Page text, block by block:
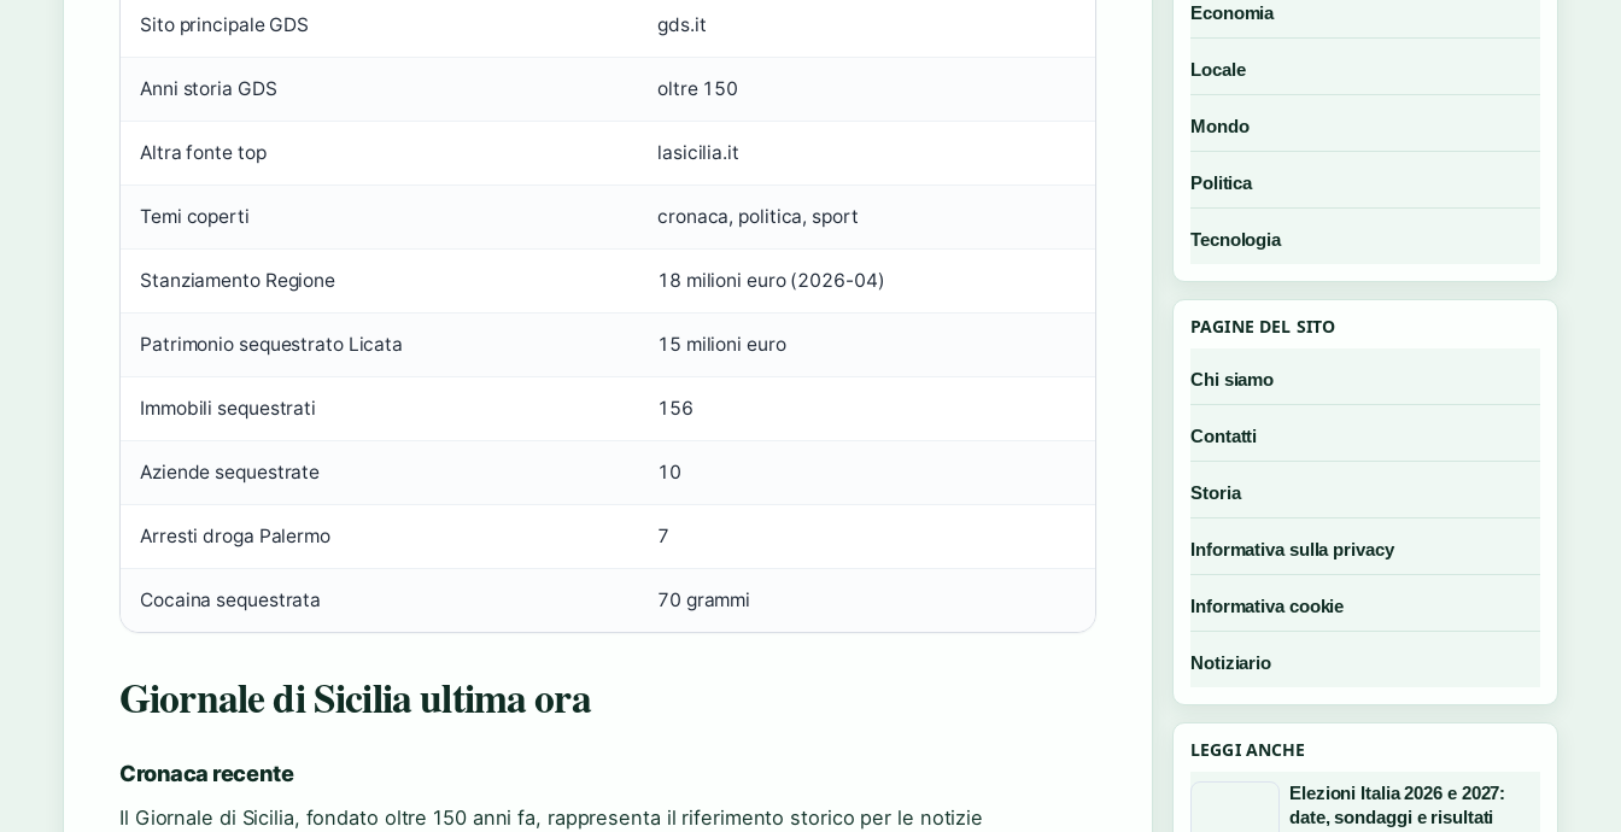
Sito principale GDS gds.it
Anni storia GDS oltre 150
Altra fonte top lasicilia.it
Temi coperti cronaca, politica, sport
Stanziamento Regione 18 milioni euro (2026-04)
Patrimonio sequestrato Licata 15 milioni euro
Immobili sequestrati 156
Aziende sequestrate 10
Arresti droga Palermo 7
Cocaina sequestrata 70 grammi
Giornale di Sicilia ultima ora
Cronaca recente
Il Giornale di Sicilia, fondato oltre 150 anni fa, rappresenta il riferimento storico per le notizie
Economia
Locale
Mondo
Politica
Tecnologia
PAGINE DEL SITO
Chi siamo
Contatti
Storia
Informativa sulla privacy
Informativa cookie
Notiziario
LEGGI ANCHE
Elezioni Italia 2026 e 2027:
date, sondaggi e risultati